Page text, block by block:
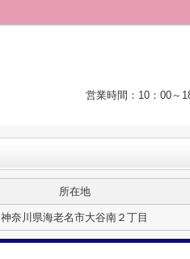
営業時間：10：00～
所在地
神奈川県海老名市大谷南２丁目